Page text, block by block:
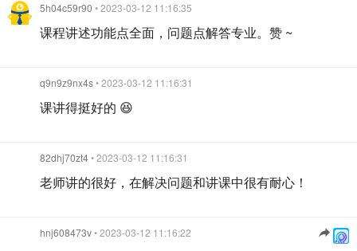
5h04c59r90 • 2023-03-12 11:16:35
课程讲述功能点全面，问题点解答专业。赞 ~
q9n9z9nx4s• 2023-03-12 11:16:31
课讲得挺好的 😆
82dhj70zt4• 2023-03-12 11:16:31
老师讲的很好，在解决问题和讲课中很有耐心！
hnj608473v• 2023-03-12 11:16:22